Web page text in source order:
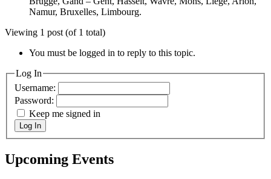
Namur, Bruxelles, Limbourg.
Viewing 1 post (of 1 total)
You must be logged in to reply to this topic.
Log In
Username:
Password:
Keep me signed in
Log In
Upcoming Events